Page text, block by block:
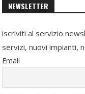
NEWSLETTER
iscriviti al servizio
servizi, nuovi impianti,
Email